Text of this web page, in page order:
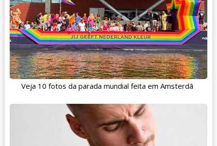
Veja 10 fotos da parada mundial feita em Amsterdã